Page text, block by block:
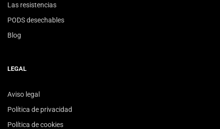
Las resistencias
PODS desechables
Blog
LEGAL
Aviso legal
Política de privacidad
Política de cookies